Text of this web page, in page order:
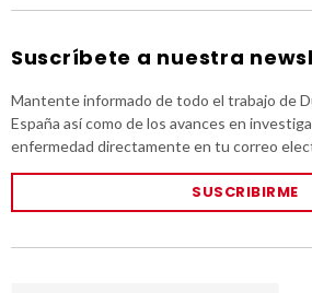
Suscríbete a nuestra
Mantente informado de todo el trabajo de
España así como de los avances en
enfermedad directamente en tu correo
SUSCRIBIRME